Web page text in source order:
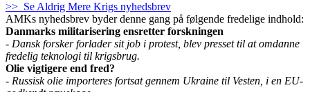
>> Se Aldrig Mere Krigs nyhedsbrev
AMKs nyhedsbrev byder denne gang på følgende fredelige indhold:
Danmarks militarisering ensretter forskningen
- Dansk forsker forlader sit job i protest, blev presset til at omdanne
fredelig teknologi til krigsbrug.
Olie vigtigere end fred?
- Russisk olie importeres fortsat gennem Ukraine til Vesten, i en EU-